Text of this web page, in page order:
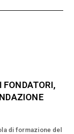
FONDATORI,
di formazione del